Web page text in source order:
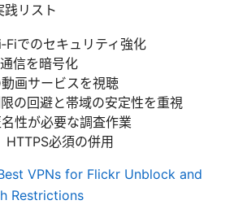
践リスト
でのセキュリティ強化
信を暗号化
画サービスを視聴
の回避と帯域の安定性を重視
性が必要な調査作業
HTTPS必須の併用
VPNs for Flickr Unblock and
Restrictions